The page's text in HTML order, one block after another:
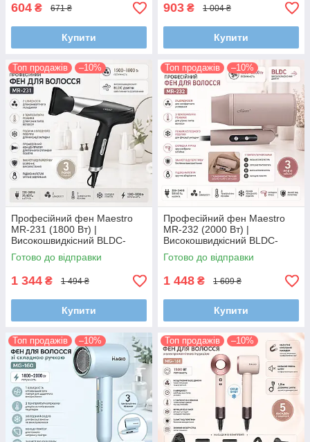
604 ₴ 671 ₴
Купити
903 ₴ 1 004 ₴
Купити
Топ продажів –10%
Професійний фен Maestro
MR-231 (1800 Вт) |
Високошвидкісний BLDC-
двигун, 3 температури,
холодне повітря,
Готово до відправки
1 344 ₴ 1 494 ₴
Купити
Топ продажів –10%
Професійний фен Maestro
MR-232 (2000 Вт) |
Високошвидкісний BLDC-
двигун, складна ручка, 3
температурні режими
Готово до відправки
1 448 ₴ 1 609 ₴
Купити
Топ продажів –10% Топ продажів –10%